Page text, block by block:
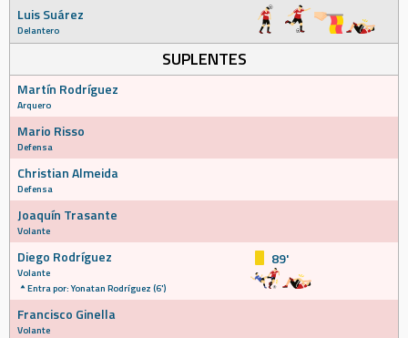
Luis Suárez
Delantero
SUPLENTES
Martín Rodríguez
Arquero
Mario Risso
Defensa
Christian Almeida
Defensa
Joaquín Trasante
Volante
Diego Rodríguez
Volante
Entra por: Yonatan Rodríguez (6')
89'
Francisco Ginella
Volante